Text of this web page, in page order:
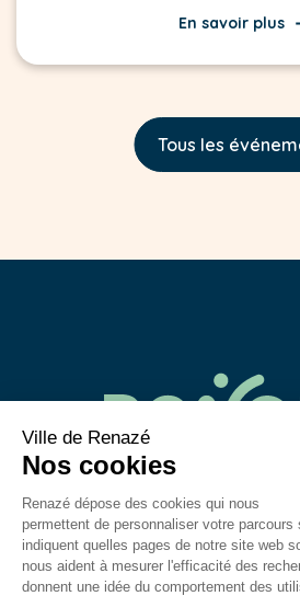
En savoir plus
Tous les
02 43 06 40 14
contact@mairie-
Place de l'Europe BP 01
53 800 Renazé